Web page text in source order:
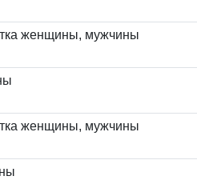
женщины, мужчины
женщины, мужчины